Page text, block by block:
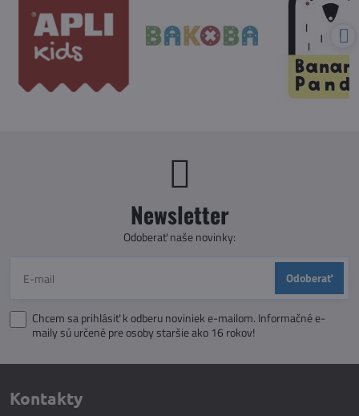
Newsletter
Odoberať naše novinky:
Odoberať
Chcem sa prihlásiť k odberu noviniek e-mailom. Informačné e-
maily sú určené pre osoby staršie ako 16 rokov!
Kontakty